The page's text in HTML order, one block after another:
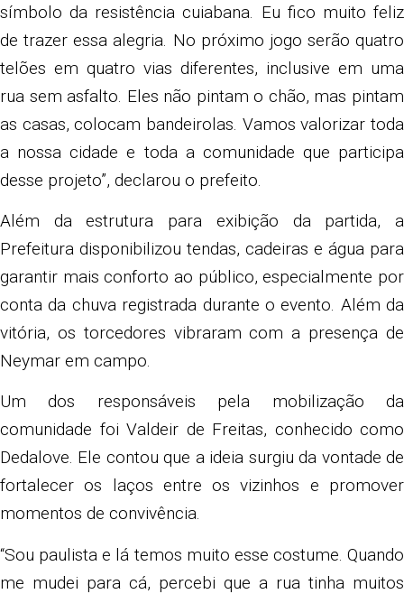
símbolo da resistência cuiabana. Eu fico muito feliz
de trazer essa alegria. No próximo jogo serão quatro
telões em quatro vias diferentes, inclusive em uma
rua sem asfalto. Eles não pintam o chão, mas pintam
as casas, colocam bandeirolas. Vamos valorizar toda
a nossa cidade e toda a comunidade que participa
desse projeto”, declarou o prefeito.
Além da estrutura para exibição da partida, a
Prefeitura disponibilizou tendas, cadeiras e água para
garantir mais conforto ao público, especialmente por
conta da chuva registrada durante o evento. Além da
vitória, os torcedores vibraram com a presença de
Neymar em campo.
Um dos responsáveis pela mobilização da
comunidade foi Valdeir de Freitas, conhecido como
Dedalove. Ele contou que a ideia surgiu da vontade de
fortalecer os laços entre os vizinhos e promover
momentos de convivência.
“Sou paulista e lá temos muito esse costume. Quando
me mudei para cá, percebi que a rua tinha muitos